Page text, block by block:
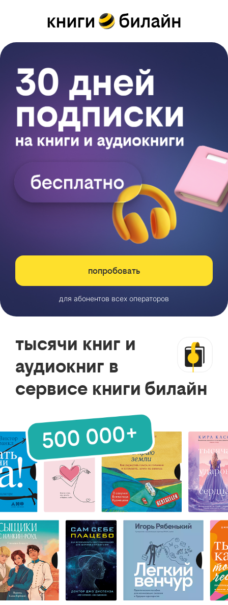
попробовать
для абонентов всех операторов
тысячи книг и
аудиокниг в
сервисе книги билайн